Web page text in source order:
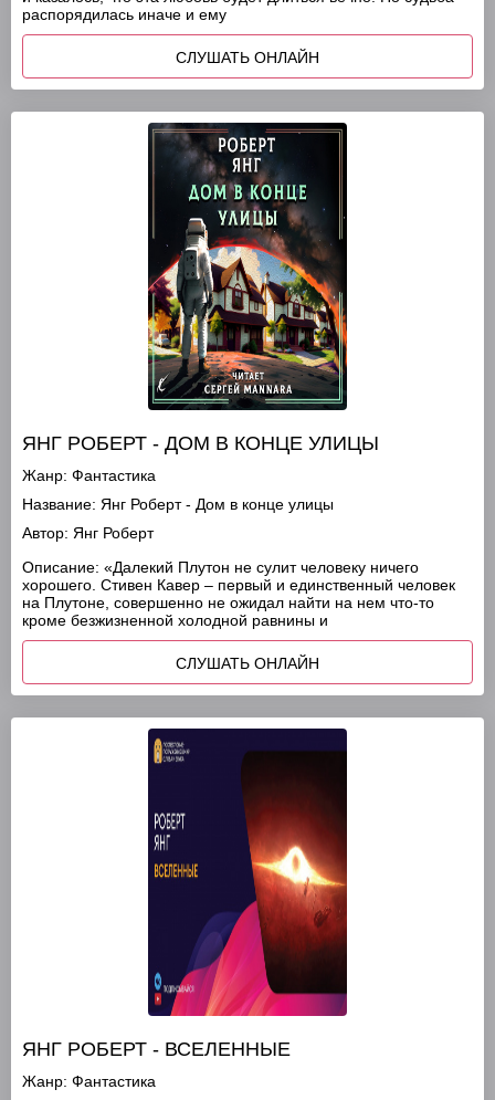
распорядилась иначе и ему
СЛУШАТЬ ОНЛАЙН
ЯНГ РОБЕРТ - ДОМ В КОНЦЕ УЛИЦЫ
Жанр: Фантастика
Название: Янг Роберт - Дом в конце улицы
Автор: Янг Роберт
Описание: «Далекий Плутон не сулит человеку ничего
хорошего. Стивен Кавер – первый и единственный человек
на Плутоне, совершенно не ожидал найти на нем что-то
кроме безжизненной холодной равнины и
СЛУШАТЬ ОНЛАЙН
ЯНГ РОБЕРТ - ВСЕЛЕННЫЕ
Жанр: Фантастика